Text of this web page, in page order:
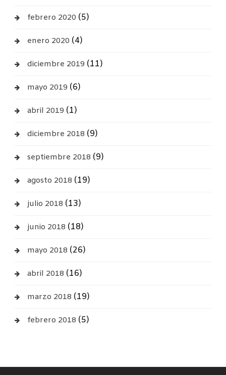
febrero 2020 (5)
enero 2020 (4)
diciembre 2019 (11)
mayo 2019 (6)
abril 2019 (1)
diciembre 2018 (9)
septiembre 2018 (9)
agosto 2018 (19)
julio 2018 (13)
junio 2018 (18)
mayo 2018 (26)
abril 2018 (16)
marzo 2018 (19)
febrero 2018 (5)